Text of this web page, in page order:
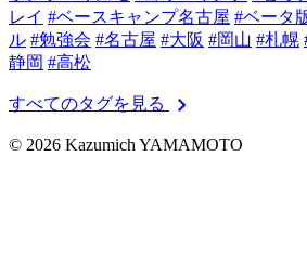
レイ #ベースキャンプ名古屋 #ベータ
ル #勉強会 #名古屋 #大阪 #岡山 #札幌
静岡 #高松
すべてのタグを見る chevron_right
© 2026 Kazumich YAMAMOTO